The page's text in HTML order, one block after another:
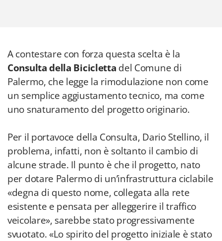
A contestare con forza questa scelta è la
Consulta della Bicicletta del Comune di
Palermo, che legge la rimodulazione non come
un semplice aggiustamento tecnico, ma come
uno snaturamento del progetto originario.
Per il portavoce della Consulta, Dario Stellino, il
problema, infatti, non è soltanto il cambio di
alcune strade. Il punto è che il progetto, nato
per dotare Palermo di un’infrastruttura ciclabile
«degna di questo nome, collegata alla rete
esistente e pensata per alleggerire il traffico
veicolare», sarebbe stato progressivamente
svuotato. «Lo spirito del progetto iniziale è stato